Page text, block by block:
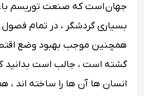
جهان است که صنعت توریسم
بسیاری گردشگر ، در تمام
همچنین موجب بهبود وضع
گشته است ، جالب است بدانید
انسان ها آن ها را ساخته اند